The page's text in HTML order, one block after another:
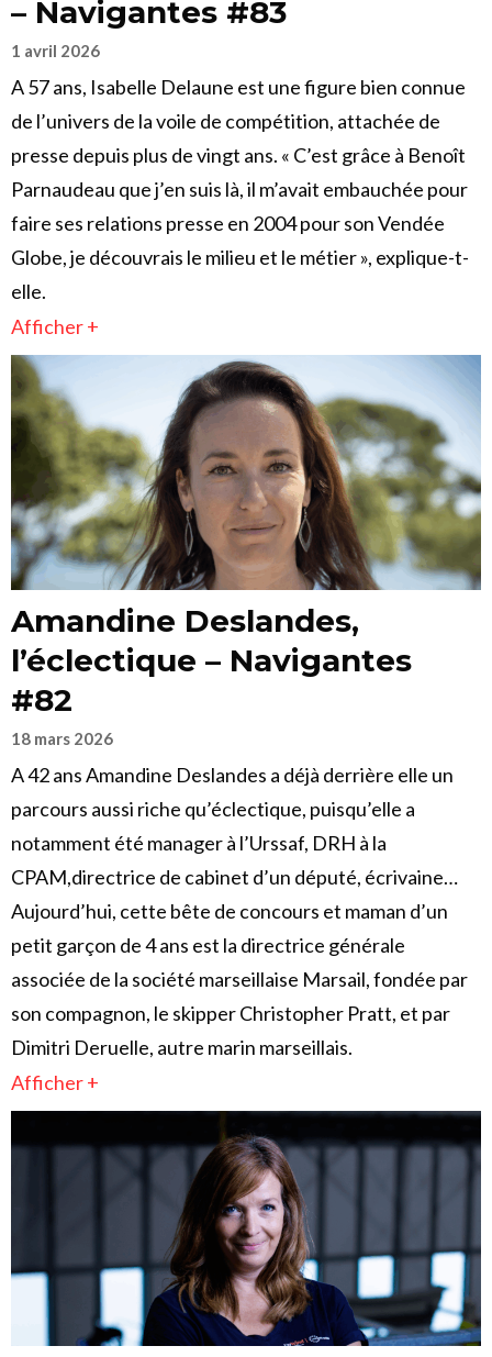
– Navigantes #83
1 avril 2026
A 57 ans, Isabelle Delaune est une figure bien connue
de l’univers de la voile de compétition, attachée de
presse depuis plus de vingt ans. « C’est grâce à Benoît
Parnaudeau que j’en suis là, il m’avait embauchée pour
faire ses relations presse en 2004 pour son Vendée
Globe, je découvrais le milieu et le métier », explique-t-
elle.
Afficher +
Amandine Deslandes,
l’éclectique – Navigantes
#82
18 mars 2026
A 42 ans Amandine Deslandes a déjà derrière elle un
parcours aussi riche qu’éclectique, puisqu’elle a
notamment été manager à l’Urssaf, DRH à la
CPAM,directrice de cabinet d’un député, écrivaine…
Aujourd’hui, cette bête de concours et maman d’un
petit garçon de 4 ans est la directrice générale
associée de la société marseillaise Marsail, fondée par
son compagnon, le skipper Christopher Pratt, et par
Dimitri Deruelle, autre marin marseillais.
Afficher +